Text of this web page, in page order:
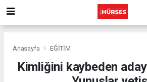
Anasayfa EĞİTİM
Kimliğini kaybeden